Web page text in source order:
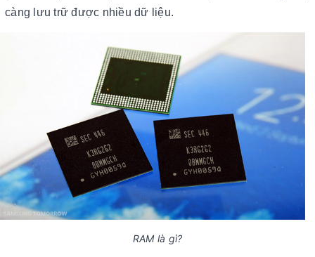
càng lưu trữ được nhiều dữ liệu.
RAM là gì?